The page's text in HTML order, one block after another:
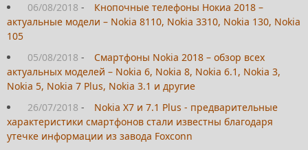
06/08/2018 -
Кнопочные телефоны Нокиа 2018 –
актуальные модели – Nokia 8110, Nokia 3310, Nokia 130, Nokia
105
05/08/2018 -
Смартфоны Nokia 2018 – обзор всех
актуальных моделей – Nokia 6, Nokia 8, Nokia 6.1, Nokia 3,
Nokia 5, Nokia 7 Plus, Nokia 3.1 и другие
26/07/2018 -
Nokia X7 и 7.1 Plus - предварительные
характеристики смартфонов стали известны благодаря
утечке информации из завода Foxconn